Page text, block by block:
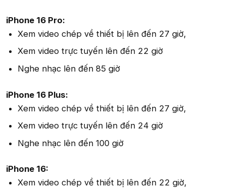
iPhone 16 Pro:
Xem video chép về thiết bị lên đến 27 giờ,
Xem video trực tuyến lên đến 22 giờ
Nghe nhạc lên đến 85 giờ
iPhone 16 Plus:
Xem video chép về thiết bị lên đến 27 giờ,
Xem video trực tuyến lên đến 24 giờ
Nghe nhạc lên đến 100 giờ
iPhone 16:
Xem video chép về thiết bị lên đến 22 giờ,